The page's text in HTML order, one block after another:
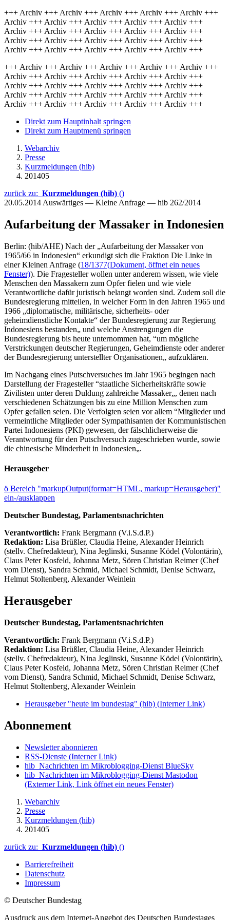
+++ Archiv +++ Archiv +++ Archiv +++ Archiv +++ Archiv +++
Archiv +++ Archiv +++ Archiv +++ Archiv +++ Archiv +++
Archiv +++ Archiv +++ Archiv +++ Archiv +++ Archiv +++
Archiv +++ Archiv +++ Archiv +++ Archiv +++ Archiv +++
Archiv +++ Archiv +++ Archiv +++ Archiv +++ Archiv +++
+++ Archiv +++ Archiv +++ Archiv +++ Archiv +++ Archiv +++
Archiv +++ Archiv +++ Archiv +++ Archiv +++ Archiv +++
Archiv +++ Archiv +++ Archiv +++ Archiv +++ Archiv +++
Archiv +++ Archiv +++ Archiv +++ Archiv +++ Archiv +++
Archiv +++ Archiv +++ Archiv +++ Archiv +++ Archiv +++
Direkt zum Hauptinhalt springen
Direkt zum Hauptmenü springen
Webarchiv
Presse
Kurzmeldungen (hib)
201405
zurück zu: Kurzmeldungen (hib) ()
20.05.2014 Auswärtiges — Kleine Anfrage — hib 262/2014
Aufarbeitung der Massaker in Indonesien
Berlin: (hib/AHE) Nach der „Aufarbeitung der Massaker von
1965/66 in Indonesien“ erkundigt sich die Fraktion Die Linke in
einer Kleinen Anfrage (18/1377(Dokument, öffnet ein neues
Fenster)). Die Fragesteller wollen unter anderem wissen, wie viele
Menschen den Massakern zum Opfer fielen und wie viele
Verantwortliche dafür juristisch belangt worden sind. Zudem soll die
Bundesregierung mitteilen, in welcher Form in den Jahren 1965 und
1966 „diplomatische, militärische, sicherheits- oder
geheimdienstliche Kontakte“ der Bundesregierung zur Regierung
Indonesiens bestanden„ und welche Anstrengungen die
Bundesregierung bis heute unternommen hat, “um mögliche
Verstrickungen deutscher Regierungen, Geheimdienste oder anderer
der Bundesregierung unterstellter Organisationen„ aufzuklären.
Im Nachgang eines Putschversuches im Jahr 1965 begingen nach
Darstellung der Fragesteller “staatliche Sicherheitskräfte sowie
Zivilisten unter deren Duldung zahlreiche Massaker„, denen nach
verschiedenen Schätzungen bis zu eine Million Menschen zum
Opfer gefallen seien. Die Verfolgten seien vor allem “Mitglieder und
vermeintliche Mitglieder oder Sympathisanten der Kommunistischen
Partei Indonesiens (PKI) gewesen, der fälschlicherweise die
Verantwortung für den Putschversuch zugeschrieben wurde, sowie
die chinesische Minderheit in Indonesien„.
Herausgeber
ö Bereich "markupOutput(format=HTML, markup=Herausgeber)"
ein-/ausklappen
Deutscher Bundestag, Parlamentsnachrichten
Verantwortlich: Frank Bergmann (V.i.S.d.P.)
Redaktion: Lisa Brüßler, Claudia Heine, Alexander Heinrich
(stellv. Chefredakteur), Nina Jeglinski, Susanne Ködel (Volontärin),
Claus Peter Kosfeld, Johanna Metz, Sören Christian Reimer (Chef
vom Dienst), Sandra Schmid, Michael Schmidt, Denise Schwarz,
Helmut Stoltenberg, Alexander Weinlein
Herausgeber
Deutscher Bundestag, Parlamentsnachrichten
Verantwortlich: Frank Bergmann (V.i.S.d.P.)
Redaktion: Lisa Brüßler, Claudia Heine, Alexander Heinrich
(stellv. Chefredakteur), Nina Jeglinski, Susanne Ködel (Volontärin),
Claus Peter Kosfeld, Johanna Metz, Sören Christian Reimer (Chef
vom Dienst), Sandra Schmid, Michael Schmidt, Denise Schwarz,
Helmut Stoltenberg, Alexander Weinlein
Herausgeber "heute im bundestag" (hib) (Interner Link)
Abonnement
Newsletter abonnieren
RSS-Dienste (Interner Link)
hib_Nachrichten im Mikroblogging-Dienst BlueSky
hib_Nachrichten im Mikroblogging-Dienst Mastodon
(Externer Link, Link öffnet ein neues Fenster)
Webarchiv
Presse
Kurzmeldungen (hib)
201405
zurück zu: Kurzmeldungen (hib) ()
Barrierefreiheit
Datenschutz
Impressum
© Deutscher Bundestag
Ausdruck aus dem Internet-Angebot des Deutschen Bundestages